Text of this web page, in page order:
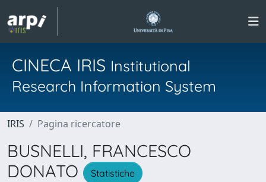
CINECA IRIS Institutional
Research Information System
IRIS Pagina ricercatore
BUSNELLI, FRANCESCO
DONATO
Statistiche